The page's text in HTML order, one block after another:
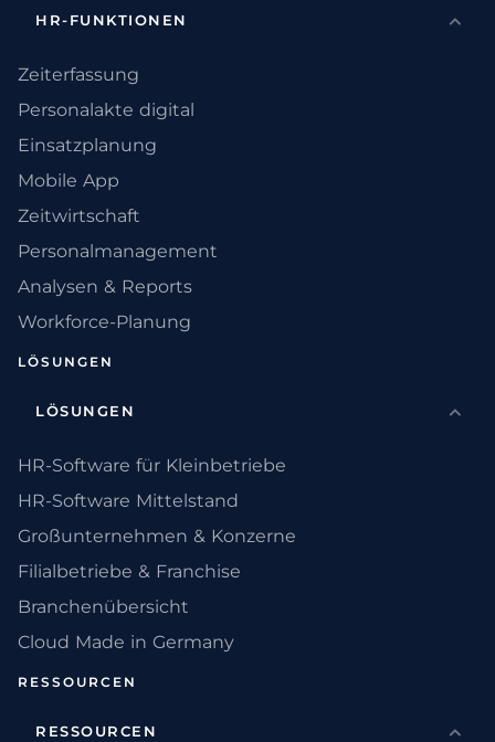
HR-FUNKTIONEN
Zeiterfassung
Personalakte digital
Einsatzplanung
Mobile App
Zeitwirtschaft
Personalmanagement
Analysen & Reports
Workforce-Planung
LÖSUNGEN
LÖSUNGEN
HR-Software für Kleinbetriebe
HR-Software Mittelstand
Großunternehmen & Konzerne
Filialbetriebe & Franchise
Branchenübersicht
Cloud Made in Germany
RESSOURCEN
RESSOURCEN